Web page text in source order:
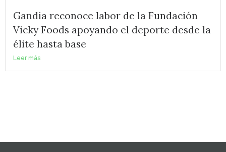
Gandia reconoce labor de la Fundación
Vicky Foods apoyando el deporte desde la
élite hasta base
Leer más